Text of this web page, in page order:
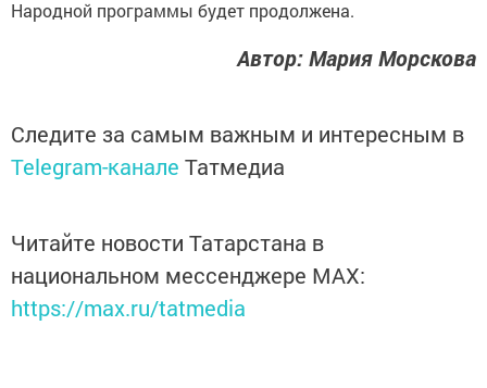
Народной программы будет продолжена.
Автор: Мария Морскова
Следите за самым важным и интересным в
Telegram-канале Татмедиа
Читайте новости Татарстана в
национальном мессенджере MАХ:
https://max.ru/tatmedia